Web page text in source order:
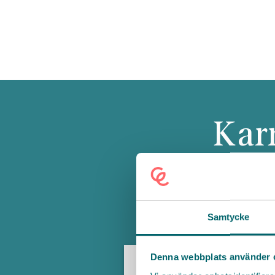
Samtycke
Denna webbplats använder
Här hittar